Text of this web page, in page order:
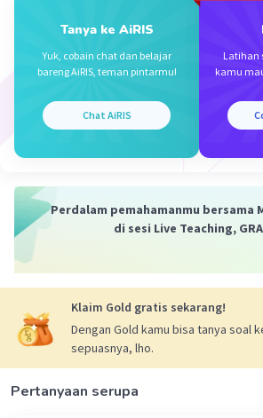
tidak tau
Beri Rating
Tanya ke AiRIS
Yuk, cobain chat dan belajar
bareng AiRIS, teman pintarmu!
Chat AiRIS
Latihan
kamu
Perdalam pemahamanmu bersama
di sesi Live Teaching,
Klaim Gold gratis sekarang!
Dengan Gold kamu bisa tanya soal
sepuasnya, lho.
Pertanyaan serupa